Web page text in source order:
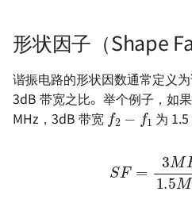
形状因子（Shape
谐振电路的形状因数通常定义
3dB 带宽之比。举个例子，如
MHz，3dB 带宽
f2−f1
为
Hz
2